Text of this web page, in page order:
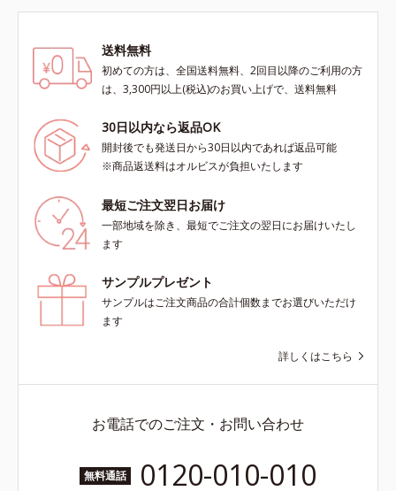
送料無料
初めての方は、全国送料無料、2回目以降のご利用の方
は、3,300円以上(税込)のお買い上げで、送料無料
30日以内なら返品OK
開封後でも発送日から30日以内であれば返品可能
※商品返送料はオルビスが負担いたします
最短ご注文翌日お届け
一部地域を除き、最短でご注文の翌日にお届けいたし
ます
サンプルプレゼント
サンプルはご注文商品の合計個数までお選びいただけ
ます
詳しくはこちら
お電話でのご注文・お問い合わせ
無料通話 0120-010-010